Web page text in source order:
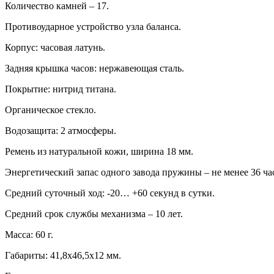
Количество камней – 17.
Противоударное устройство узла баланса.
Корпус: часовая латунь.
Задняя крышка часов: нержавеющая сталь.
Покрытие: нитрид титана.
Органическое стекло.
Водозащита: 2 атмосферы.
Ремень из натуральной кожи, ширина 18 мм.
Энергетический запас одного завода пружины – не менее 36
Средний суточный ход: -20… +60 секунд в сутки.
Средний срок службы механизма – 10 лет.
Масса: 60 г.
Габариты: 41,8х46,5х12 мм.